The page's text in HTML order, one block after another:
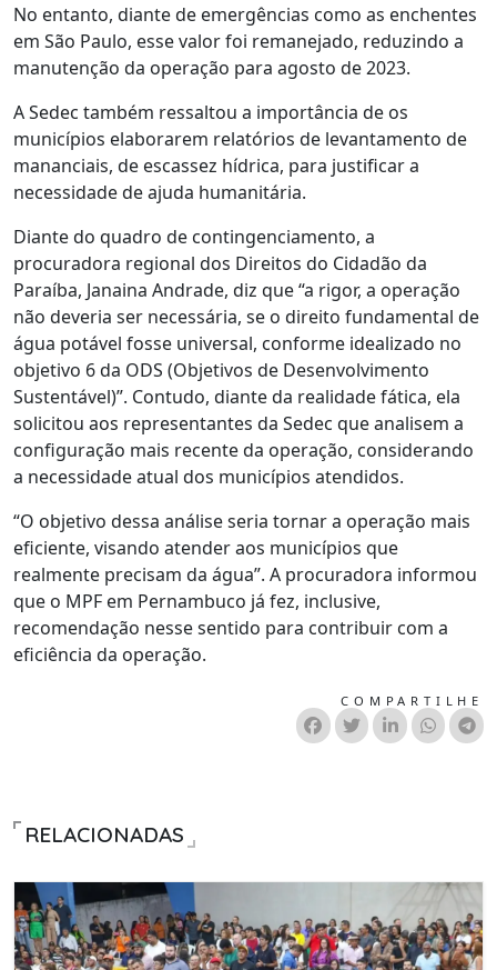
No entanto, diante de emergências como as enchentes
em São Paulo, esse valor foi remanejado, reduzindo a
manutenção da operação para agosto de 2023.
A Sedec também ressaltou a importância de os
municípios elaborarem relatórios de levantamento de
mananciais, de escassez hídrica, para justificar a
necessidade de ajuda humanitária.
Diante do quadro de contingenciamento, a
procuradora regional dos Direitos do Cidadão da
Paraíba, Janaina Andrade, diz que “a rigor, a operação
não deveria ser necessária, se o direito fundamental de
água potável fosse universal, conforme idealizado no
objetivo 6 da ODS (Objetivos de Desenvolvimento
Sustentável)”. Contudo, diante da realidade fática, ela
solicitou aos representantes da Sedec que analisem a
configuração mais recente da operação, considerando
a necessidade atual dos municípios atendidos.
“O objetivo dessa análise seria tornar a operação mais
eficiente, visando atender aos municípios que
realmente precisam da água”. A procuradora informou
que o MPF em Pernambuco já fez, inclusive,
recomendação nesse sentido para contribuir com a
eficiência da operação.
COMPARTILHE
RELACIONADAS